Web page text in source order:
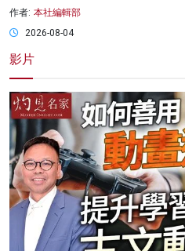
作者: 本社編輯部
2026-08-04
影片